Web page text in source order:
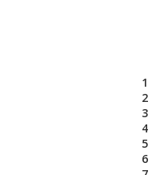
1
2
3
4
5
6